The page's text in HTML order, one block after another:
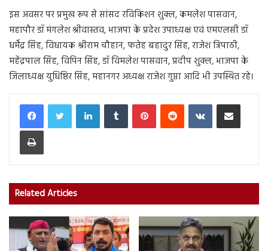
इस अवसर पर प्रमुख रूप से सांसद रविकिशन शुक्ल, कमलेश पासवान,
महापौर डॉ मंगलेश श्रीवास्तव, भाजपा के प्रदेश उपाध्यक्ष एवं एमएलसी डॉ
धर्मेंद्र सिंह, विधायक श्रीराम चौहान, फतेह बहादुर सिंह, राजेश त्रिपाठी,
महेंद्रपाल सिंह, विपिन सिंह, डॉ विमलेश पासवान, प्रदीप शुक्ल, भाजपा के
जिलाध्यक्ष युधिष्ठिर सिंह, महानगर अध्यक्ष राजेश गुप्ता आदि भी उपस्थित रहे।
LinkedInTumblr PinterestReddit VKontakteShare via Email
Print
Related Articles